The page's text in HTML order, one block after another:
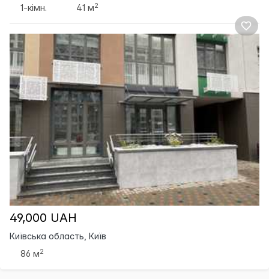
1-кімн.
41 м2
49,000 UAH
Київська область, Київ
86 м2